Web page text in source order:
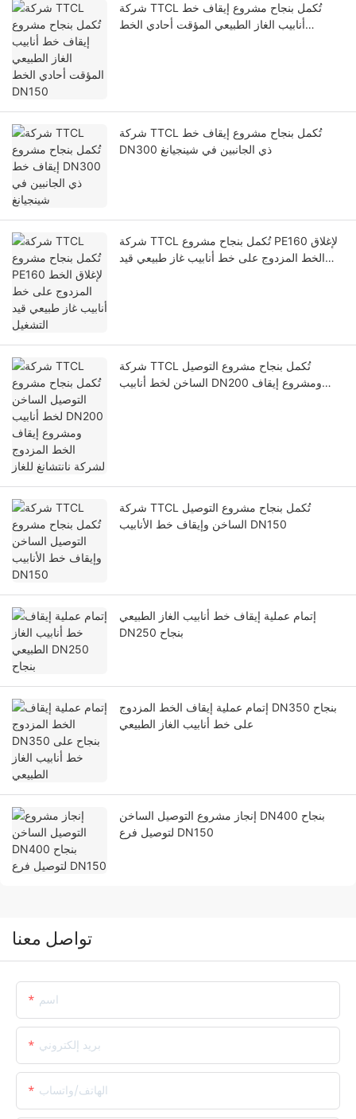
شركة TTCL تُكمل بنجاح مشروع إيقاف خط
أنابيب الغاز الطبيعي المؤقت أحادي الخط
شركة TTCL تُكمل بنجاح مشروع إيقاف خط
DN300 ذي الجانبين في شينجيانغ
شركة TTCL تُكمل بنجاح مشروع PE160 لإغلاق
الخط المزدوج على خط أنابيب غاز طبيعي قيد
شركة TTCL تُكمل بنجاح مشروع التوصيل
الساخن لخط أنابيب DN200 ومشروع إيقاف
شركة TTCL تُكمل بنجاح مشروع التوصيل
الساخن وإيقاف خط الأنابيب DN150
إتمام عملية إيقاف خط أنابيب الغاز الطبيعي
DN250 بنجاح
إتمام عملية إيقاف الخط المزدوج DN350 بنجاح
على خط أنابيب الغاز الطبيعي
إنجاز مشروع التوصيل الساخن DN400 بنجاح
لتوصيل فرع DN150
تواصل معنا
اسم
بريد إلكتروني
الهاتف/واتساب